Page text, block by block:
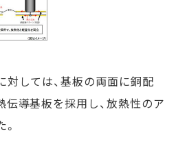
しては、基板の両面に銅配
導基板を採用し、放熱性のア